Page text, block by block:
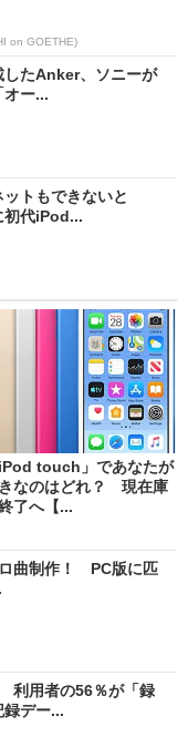
on GOETHE)
したAnker、ソニーが
ー...
ットもできないと
代iPod...
touch」であなたが
なのはどれ？ 現在庫
了へ【...
曲制作！ PC版に匹
利用者の56％が「録
録デー...